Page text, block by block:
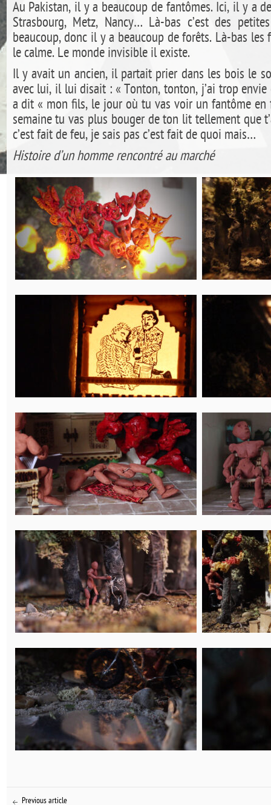
Au Pakistan, il y a beaucoup de fantômes. Ici, il y a
Strasbourg, Metz, Nancy… Là-bas c’est des
beaucoup, donc il y a beaucoup de forêts. Là-bas
le calme. Le monde invisible il existe.
Il y avait un ancien, il partait prier dans les bois le
avec lui, il lui disait : « Tonton, tonton, j’ai trop
a dit « mon fils, le jour où tu vas voir un fantôme en
semaine tu vas plus bouger de ton lit tellement que
c’est fait de feu, je sais pas c’est fait de quoi mais…
Histoire d’un homme rencontré au marché
Previous article